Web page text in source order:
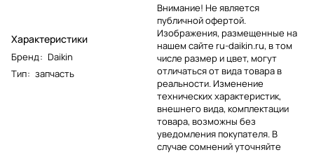
Характеристики
Бренд: Daikin
Тип: запчасть
Внимание! Не является
публичной офертой.
Изображения, размещенные на
нашем сайте ru-daikin.ru, в том
числе размер и цвет, могут
отличаться от вида товара в
реальности. Изменение
технических характеристик,
внешнего вида, комплектации
товара, возможны без
уведомления покупателя. В
случае сомнений уточняйте